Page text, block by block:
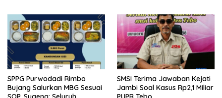
SPPG Purwodadi Rimbo
Bujang Salurkan MBG Sesuai
SMSI Terima Jawaban Kejati
Jambi Soal Kasus Rp2,1 Miliar